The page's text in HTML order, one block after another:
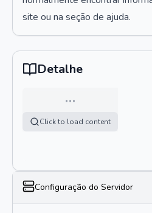
site ou na seção de ajuda.
Detalhe
…
Click to load content
Configuração do Servidor